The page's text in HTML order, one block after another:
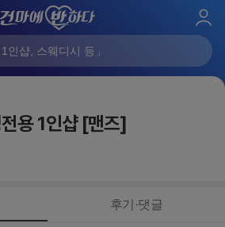
로
용 1인샵 [맨즈]
후기·댓글